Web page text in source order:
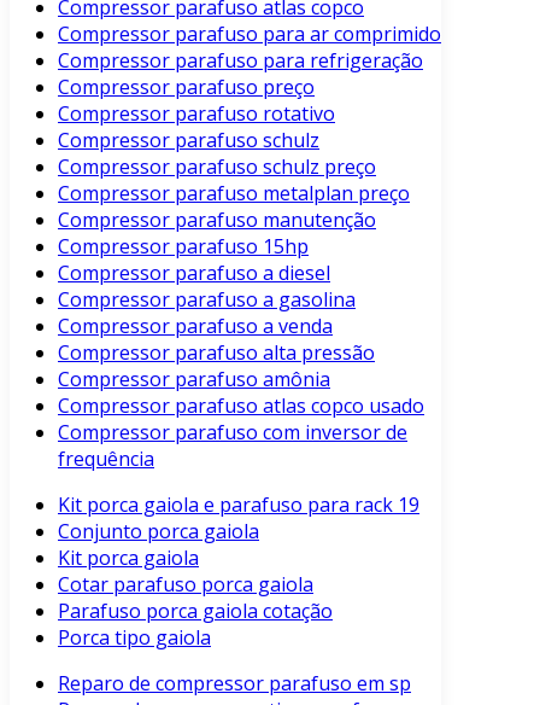
Compressor parafuso atlas copco
Compressor parafuso para ar comprimido
Compressor parafuso para refrigeração
Compressor parafuso preço
Compressor parafuso rotativo
Compressor parafuso schulz
Compressor parafuso schulz preço
Compressor parafuso metalplan preço
Compressor parafuso manutenção
Compressor parafuso 15hp
Compressor parafuso a diesel
Compressor parafuso a gasolina
Compressor parafuso a venda
Compressor parafuso alta pressão
Compressor parafuso amônia
Compressor parafuso atlas copco usado
Compressor parafuso com inversor de
frequência
Kit porca gaiola e parafuso para rack 19
Conjunto porca gaiola
Kit porca gaiola
Cotar parafuso porca gaiola
Parafuso porca gaiola cotação
Porca tipo gaiola
Reparo de compressor parafuso em sp